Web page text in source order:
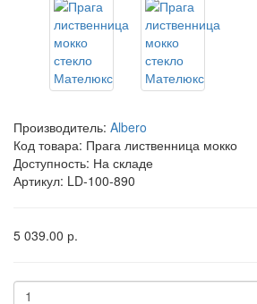
Производитель: Albero
Код товара: Прага лиственница мокко
Доступность: На складе
Артикул: LD-100-890
5 039.00 р.